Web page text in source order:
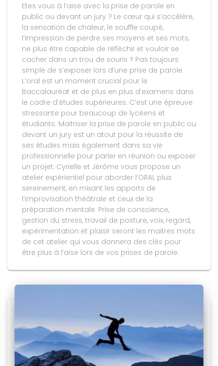
Etes vous à l’aise avec la prise de parole en
public ou devant un jury ? Le cœur qui s’accélère,
la sensation de chaleur, le souffle coupé,
l’impression de perdre ses moyens et ses mots,
ne plus être capable de réfléchir et vouloir se
cacher dans un trou de souris ? Pas toujours
simple de s’exposer lors d’une prise de parole
L’oral est un moment crucial pour le
Baccalauréat et de plus en plus d’examens dans
le cadre d’études supérieures. C’est une épreuve
stressante pour beaucoup de lycéens et
étudiants. Maitriser la prise de parole en public ou
devant un jury est un atout pour la réussite de
ses études mais également dans sa vie
professionnelle pour parler en réunion ou exposer
un projet. Cyrielle et Jérôme vous propose un
atelier expérientiel pour aborder l’ORAL plus
sereinement, en mixant les apports de
l’improvisation théâtrale et ceux de la
préparation mentale. Prise de conscience,
gestion du stress, travail de posture, voix, regard,
expérimentation et plaisir seront les maitres mots
de cet atelier qui vous donnera des clés pour
être plus à l’aise lors de vos prises de parole.